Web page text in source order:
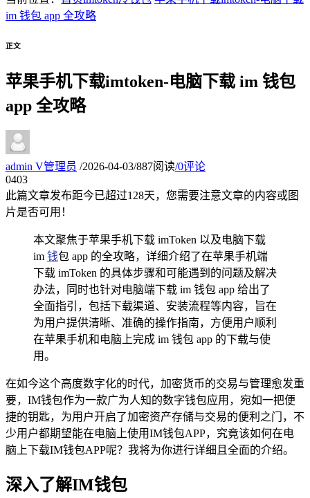
im 钱包 app 全攻略
正文
苹果手机下载imtoken-电脑下载 im 钱包
app 全攻略
admin V管理员 /2026-04-03/887阅读/0评论
0403
此篇文章发布距今已超过128天，您需要注意文章的内容或图
片是否可用！
本文聚焦于苹果手机下载 imToken 以及电脑下载
im 钱包 app 的全攻略，详细介绍了在苹果手机端
下载 imToken 的具体步骤和可能遇到的问题及解决
办法，同时也针对电脑端下载 im 钱包 app 给出了
全面指引，包括下载渠道、安装流程等内容，旨在
为用户提供清晰、准确的操作指南，方便用户顺利
在苹果手机和电脑上完成 im 钱包 app 的下载与使
用。
在如今这个高度数字化的时代，加密货币的交易与管理愈发重
要，IM钱包作为一款广为人知的数字钱包应用，宛如一把便
捷的钥匙，为用户开启了加密资产存储与交易的便利之门，不
少用户都期望能在电脑上使用IM钱包APP，究竟该如何在电
脑上下载IM钱包APP呢？我将为你进行详细且全面的介绍。
深入了解IM钱包